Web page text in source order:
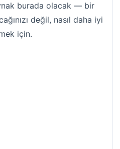
burada olacak — bir
değil, nasıl daha iyi
için.